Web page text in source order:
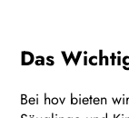
Das
Bei hov bieten